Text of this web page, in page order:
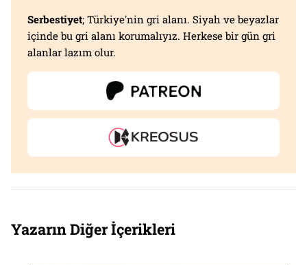
Serbestiyet; Türkiye'nin gri alanı. Siyah ve beyazlar
içinde bu gri alanı korumalıyız. Herkese bir gün gri
alanlar lazım olur.
Yazarın Diğer İçerikleri